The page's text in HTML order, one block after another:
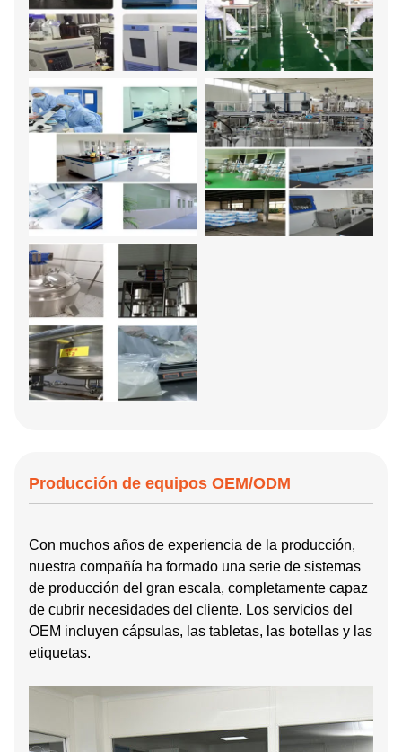
Producción de equipos OEM/ODM
Con muchos años de experiencia de la producción,
nuestra compañía ha formado una serie de sistemas
de producción del gran escala, completamente capaz
de cubrir necesidades del cliente. Los servicios del
OEM incluyen cápsulas, las tabletas, las botellas y las
etiquetas.